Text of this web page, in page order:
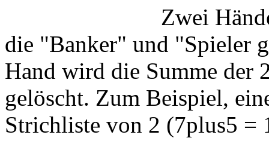
Zwei
die "Banker" und "Spieler
Hand wird die Summe der
gelöscht. Zum Beispiel,
Strichliste von 2 (7plus5 =